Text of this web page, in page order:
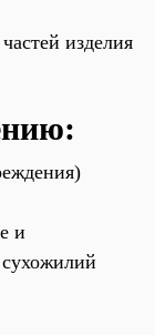
изделия
и
сухожилий